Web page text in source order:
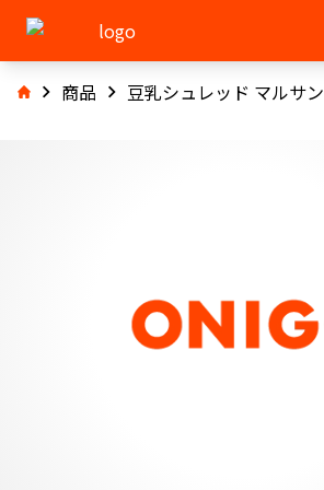
商品 豆乳シュレッド マルサン